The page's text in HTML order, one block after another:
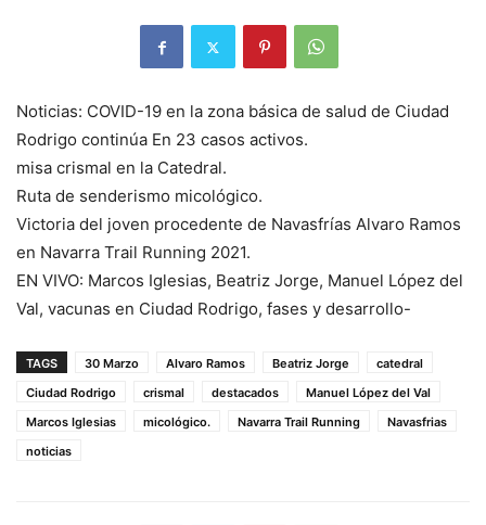
Noticias: COVID-19 en la zona básica de salud de Ciudad
Rodrigo continúa En 23 casos activos.
misa crismal en la Catedral.
Ruta de senderismo micológico.
Victoria del joven procedente de Navasfrías Alvaro Ramos
en Navarra Trail Running 2021.
EN VIVO: Marcos Iglesias, Beatriz Jorge, Manuel López del
Val, vacunas en Ciudad Rodrigo, fases y desarrollo-
TAGS 30 Marzo Alvaro Ramos Beatriz Jorge
catedral
Ciudad Rodrigo
crismal destacados
Manuel López del Val
Marcos Iglesias
micológico. Navarra Trail Running
Navasfrias
noticias